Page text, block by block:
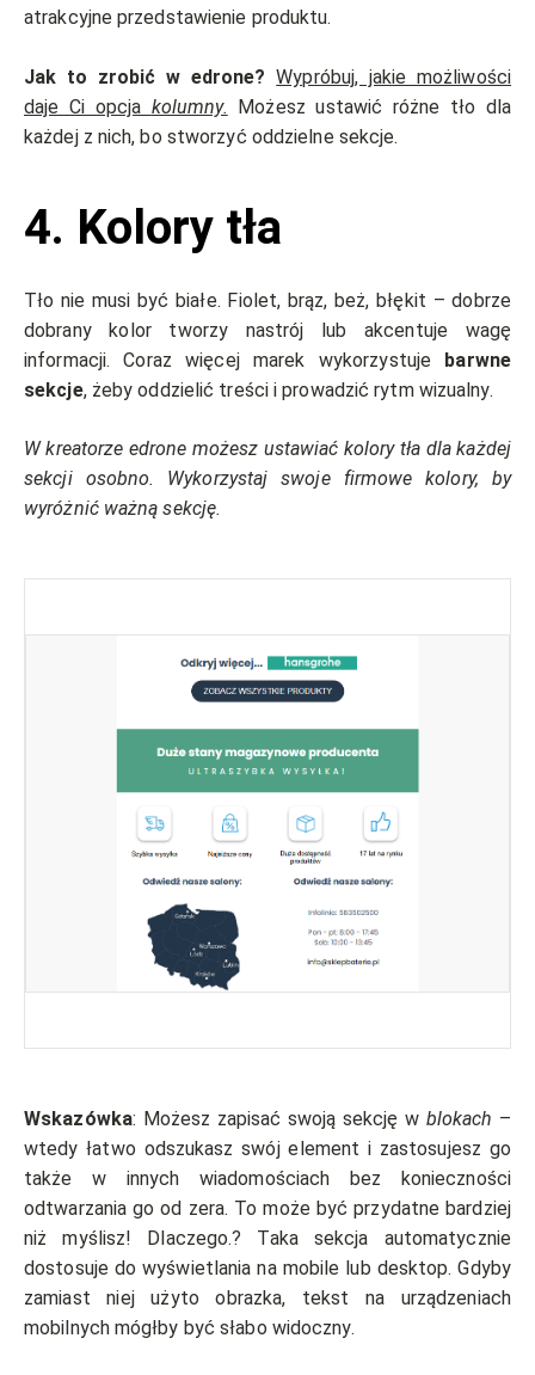
atrakcyjne przedstawienie produktu.
Jak to zrobić w edrone?Wypróbuj, jakie możliwości
daje Ci opcja kolumny. Możesz ustawić różne tło dla
każdej z nich, bo stworzyć oddzielne sekcje.
4. Kolory tła
Tło nie musi być białe. Fiolet, brąz, beż, błękit – dobrze
dobrany kolor tworzy nastrój lub akcentuje wagę
informacji. Coraz więcej marek wykorzystuje barwne
sekcje, żeby oddzielić treści i prowadzić rytm wizualny.
W kreatorze edrone możesz ustawiać kolory tła dla każdej
sekcji osobno. Wykorzystaj swoje firmowe kolory, by
wyróżnić ważną sekcję.
Wskazówka: Możesz zapisać swoją sekcję w blokach –
wtedy łatwo odszukasz swój element i zastosujesz go
także w innych wiadomościach bez konieczności
odtwarzania go od zera. To może być przydatne bardziej
niż myślisz! Dlaczego.? Taka sekcja automatycznie
dostosuje do wyświetlania na mobile lub desktop. Gdyby
zamiast niej użyto obrazka, tekst na urządzeniach
mobilnych mógłby być słabo widoczny.